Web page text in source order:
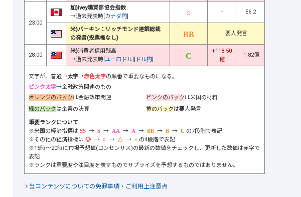
23:00
加)Ivey購買部協会指数
→過去発表時[カナダ円]
- 56.2
米)バーキン：リッチモンド連銀総裁
の発言(投票権なし)
要人発言
28:00
米)消費者信用残高
→過去発表時[ユーロドル][ ドル円]
+118.50
億
-1.82億
文字が、普通→太字→赤色太字の順番で重要なものになる。
ピンク太字→金融政策関連のもの
オレンジのバックは金融政策関連 ピンクのバックは米国の材料
緑のバックは企業の決算 黄のバックは要人発言
重要ランクについて
※米国の経済指標は
→ → → → → →
の7段階で表記
※その他の経済指標は
→ → →
の4段階で表記
※15時～20時に市場予想値(コンセンサス)の最新の数値をチェックし、更新した数値は赤字で
表記
※ランクは重要度や注目度を表すものでサプライズを予想するものではありません。
当コンテンツについての免罪事項・ご利用上注意点